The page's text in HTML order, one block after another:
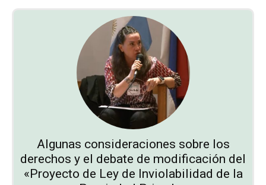
Algunas consideraciones sobre los
derechos y el debate de modificación del
«Proyecto de Ley de Inviolabilidad de la